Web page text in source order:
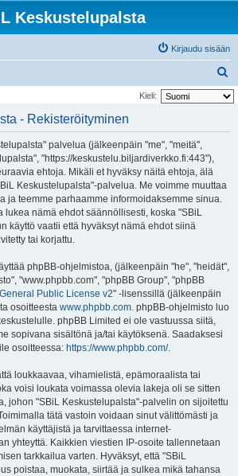
Keskustelupalsta
Kirjaudu sisään
t
Kieli:
- Rekisteröityminen
palvelua (jälkeenpäin "me", "meitä",
"https://keskustelu.biljardiverkko.fi:443"),
ehtoja. Mikäli et hyväksy näitä ehtoja, älä
Keskustelupalsta"-palvelua. Me voimme muuttaa
ja teemme parhaamme informoidaksemme sinua.
lukea nämä ehdot säännöllisesti, koska "SBiL
käyttö vaatii että hyväksyt nämä ehdot siinä
tai korjattu.
phpBB-ohjelmistoa, (jälkeenpäin "he", "heidät",
"www.phpbb.com", "phpBB Group", "phpBB
General Public License v2" -lisenssillä (jälkeenpäin
osoitteesta www.phpbb.com. phpBB-ohjelmisto luo
phpBB Limited ei ole vastuussa siitä,
sopivana sisältönä ja/tai käytöksenä. Saadaksesi
osoitteessa: https://www.phpbb.com/.
loukkaavaa, vihamielistä, epämoraalista tai
voisi loukata voimassa olevia lakeja oli se sitten
johon "SBiL Keskustelupalsta"-palvelin on sijoitettu
tätä vastoin voidaan sinut välittömästi ja
käyttäjistä ja tarvittaessa internet-
yhteyttä. Kaikkien viestien IP-osoite tallennetaan
tarkkailua varten. Hyväksyt, että "SBiL
poistaa, muokata, siirtää ja sulkea mikä tahansa